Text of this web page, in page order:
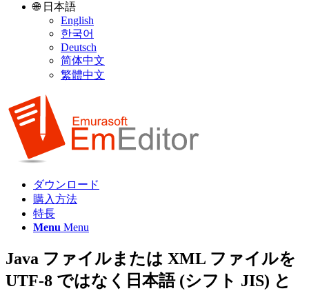
🌐 日本語
English
한국어
Deutsch
简体中文
繁體中文
ダウンロード
購入方法
特長
Menu Menu
Java ファイルまたは XML ファイルを
UTF-8 ではなく日本語 (シフト JIS) と